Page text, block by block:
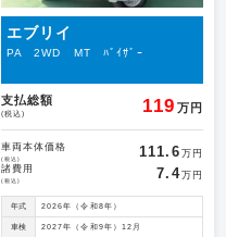
エブリイ
PA 2WD MT ﾊﾞｲｻﾞｰ
支払総額
(税込) 119 万円
車両本体価格
(税込) 111.6 万円
諸費用
(税込) 7.4万円
年式 2026年（令和8年）
車検 2027年（令和9年）12月